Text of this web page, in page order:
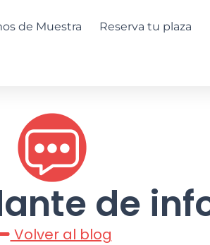
de Muestra Reserva tu plaza
de
Volver al blog